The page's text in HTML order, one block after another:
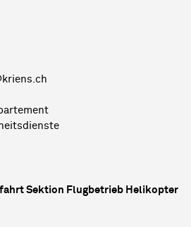
Sektion Flugbetrieb Helikopter